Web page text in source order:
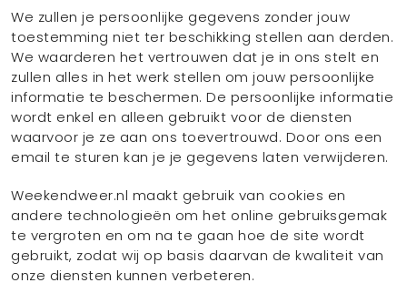
We zullen je persoonlijke gegevens zonder jouw
toestemming niet ter beschikking stellen aan derden.
We waarderen het vertrouwen dat je in ons stelt en
zullen alles in het werk stellen om jouw persoonlijke
informatie te beschermen. De persoonlijke informatie
wordt enkel en alleen gebruikt voor de diensten
waarvoor je ze aan ons toevertrouwd. Door ons een
email te sturen kan je je gegevens laten verwijderen.
Weekendweer.nl maakt gebruik van cookies en
andere technologieën om het online gebruiksgemak
te vergroten en om na te gaan hoe de site wordt
gebruikt, zodat wij op basis daarvan de kwaliteit van
onze diensten kunnen verbeteren.